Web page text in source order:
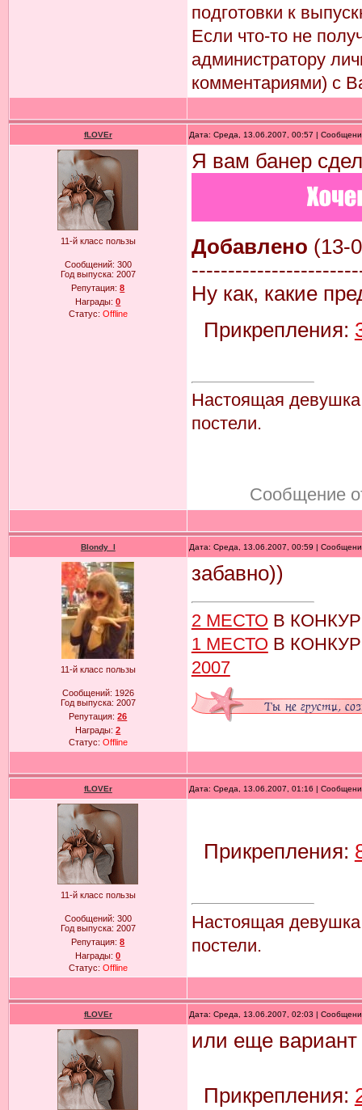
подготовки к
Если что-то не
администратору
комментариями) с
fLOVEr Дата: Среда, 13.06.2007, 00:57 |
11-й класс пользы
Сообщений: 300
Год выпуска: 2007
Репутация:8
Награды:0
Статус: Offline
Я вам банер
Добавлено (13-
Ну как, какие
Прикрепления:
Настоящая девушка
постели.
Сообщение
Blondy_l Дата: Среда, 13.06.2007, 00:59 |
11-й класс пользы
Сообщений: 1926
Год выпуска: 2007
Репутация:26
Награды:2
Статус: Offline
забавно))
2 МЕСТО В
1 МЕСТО В
2007
fLOVEr Дата: Среда, 13.06.2007, 01:16 |
11-й класс пользы
Сообщений: 300
Год выпуска: 2007
Репутация:8
Награды:0
Статус: Offline
Прикрепления:
Настоящая девушка
постели.
fLOVEr Дата: Среда, 13.06.2007, 02:03 |
или еще вариант
Прикрепления: